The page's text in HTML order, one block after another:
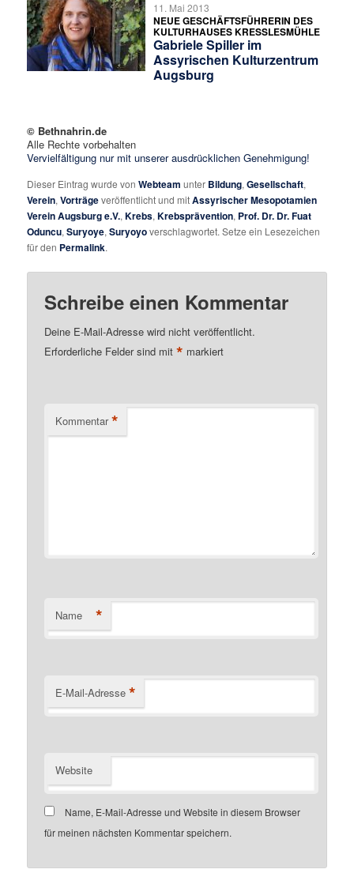
11. Mai 2013
NEUE GESCHÄFTSFÜHRERIN DES
KULTURHAUSES KRESSLESMÜHLE
Gabriele Spiller im
Assyrischen Kulturzentrum
Augsburg
© Bethnahrin.de
Alle Rechte vorbehalten
Vervielfältigung nur mit unserer ausdrücklichen Genehmigung!
Dieser Eintrag wurde vonWebteam unter Bildung,Gesellschaft,
Verein,Vorträgeveröffentlicht und mitAssyrischer Mesopotamien
Verein Augsburg e.V.,Krebs,Krebsprävention, Prof. Dr. Dr. Fuat
Oduncu,Suryoye,Suryoyoverschlagwortet. Setze ein Lesezeichen
für den Permalink.
Schreibe einen Kommentar
Deine E-Mail-Adresse wird nicht veröffentlicht.
Erforderliche Felder sind mit* markiert
Kommentar *
Name *
E-Mail-Adresse *
Website
Name, E-Mail-Adresse und Website in diesem Browser
für meinen nächsten Kommentar speichern.